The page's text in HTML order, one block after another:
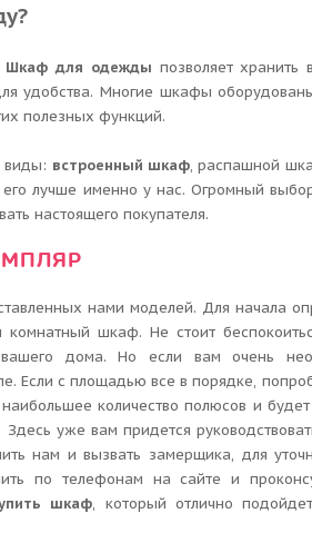
Шкаф для одежды позволяет
удобства. Многие шкафы
полезных функций.
виды: встроенный шкаф, распашной
лучше именно у нас. Огромный
настоящего покупателя.
нами моделей. Для начала
комнатный шкаф. Не стоит
дома. Но если вам очень
Если с площадью все в порядке,
количество полюсов и
уже вам придется
нам и вызвать замерщика, для
по телефонам на сайте и
шкаф, который отлично